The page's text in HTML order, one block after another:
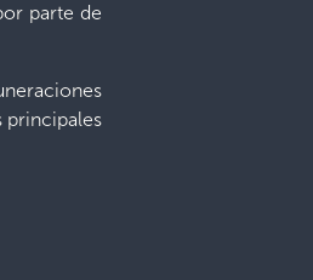
parte de
principales